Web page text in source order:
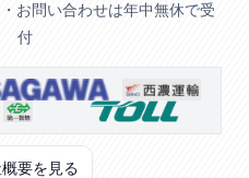
お問い合わせは年中無休で受
付
要を見る